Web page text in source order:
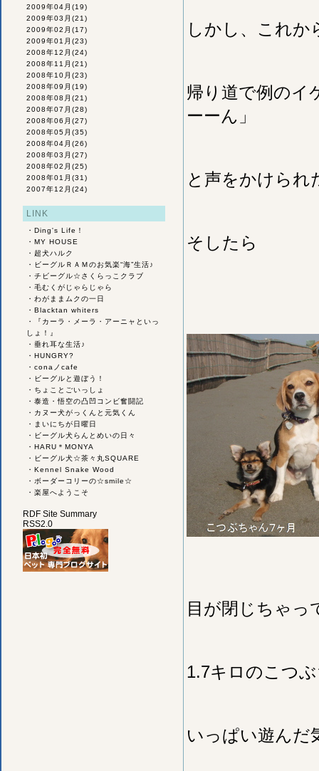
2009年04月 (19)
2009年03月 (21)
2009年02月 (17)
2009年01月 (23)
2008年12月 (24)
2008年11月 (21)
2008年10月 (23)
2008年09月 (19)
2008年08月 (21)
2008年07月 (28)
2008年06月 (27)
2008年05月 (35)
2008年04月 (26)
2008年03月 (27)
2008年02月 (25)
2008年01月 (31)
2007年12月 (24)
LINK
・ Ding's Life！
・ MY HOUSE
・ 超犬ハルク
・
ビーグルＲＡＭのお気楽“海”生活♪
・ チビーグル☆さくらっこクラブ
・ 毛むくがじゃらじゃら
・ わがままムクの一日
・ Blacktan whiters
・
『カーラ・メーラ・アーニャといっ
しょ！』
・ 垂れ耳な生活♪
・ HUNGRY?
・ conaノcafe
・
ビーグルと遊ぼう！
・ ちょことごいっしょ
・ 泰造・悟空の凸凹コンビ奮闘記
・ カヌー犬がっくんと元気くん
・
まいにちが日曜日
・
ビーグル犬らんとめいの日々
・ HARU＊MONYA
・
ビーグル犬☆茶々丸SQUARE
・ Kennel Snake Wood
・ ボーダーコリーの☆smile☆
・ 楽屋へようこそ
RDF Site Summary
RSS2.0
しかし、これか
帰り道で例のイ
ーーん」
と声をかけられ
そしたら
目が閉じちゃっ
1.7キロのこつ
いっぱい遊んだ